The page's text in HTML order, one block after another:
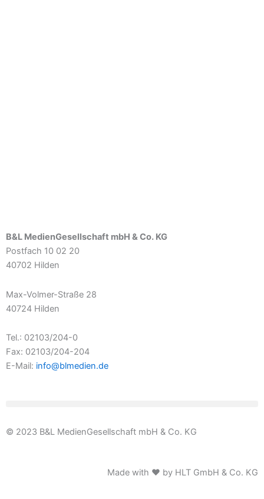
B&L MedienGesellschaft mbH & Co. KG
Postfach 10 02 20
40702 Hilden
Max-Volmer-Straße 28
40724 Hilden
Tel.: 02103/204-0
Fax: 02103/204-204
E-Mail: info@blmedien.de
© 2023 B&L MedienGesellschaft mbH & Co. KG
Made with ♥ by HLT GmbH & Co. KG